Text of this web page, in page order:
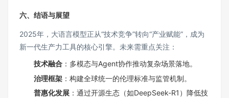
六、结语与展望
2025年，大语言模型正从“技术竞争”转向“产业赋能”，成为
新一代生产力工具的核心引擎。未来需重点关注：
技术融合 ：多模态与Agent协作推动复杂场景落地。
治理框架 ：构建全球统一的伦理标准与监管机制。
普惠化发展 ：通过开源生态（如DeepSeek-R1）降低技